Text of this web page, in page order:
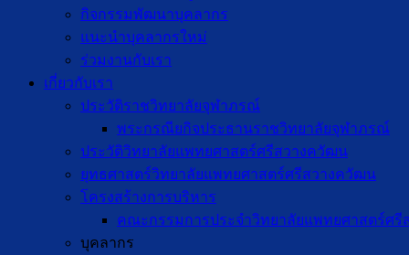
กิจกรรมพัฒนาบุคลากร
แนะนำบุคลากรใหม่
ร่วมงานกับเรา
เกี่ยวกับเรา
ประวัติราชวิทยาลัยจุฬาภรณ์
พระกรณียกิจประธานราชวิทยาลัยจุฬาภรณ์
ประวัติวิทยาลัยแพทยศาสตร์ศรีสวางควัฒน
ยุทธศาสตร์วิทยาลัยแพทยศาสตร์ศรีสวางควัฒน
โครงสร้างการบริหาร
คณะกรรมการประจำวิทยาลัยแพทยศาสตร์ศรี
บุคลากร